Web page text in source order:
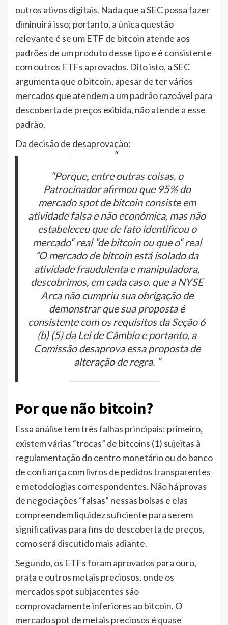
outros ativos digitais. Nada que a SEC possa fazer
diminuirá isso; portanto, a única questão
relevante é se um ETF de bitcoin atende aos
padrões de um produto desse tipo e é consistente
com outros ETFs aprovados. Dito isto, a SEC
argumenta que o bitcoin, apesar de ter vários
mercados que atendem a um padrão razoável para
descoberta de preços exibida, não atende a esse
padrão.
Da decisão de desaprovação:
“Porque, entre outras coisas, o
Patrocinador afirmou que 95% do
mercado spot de bitcoin consiste em
atividade falsa e não econômica, mas não
estabeleceu que de fato identificou o
mercado“ real ”de bitcoin ou que o“ real
”O mercado de bitcoin está isolado da
atividade fraudulenta e manipuladora,
descobrimos, em cada caso, que a NYSE
Arca não cumpriu sua obrigação de
demonstrar que sua proposta é
consistente com os requisitos da Seção 6
(b) (5) da Lei de Câmbio e portanto, a
Comissão desaprova essa proposta de
alteração de regra. ”
Por que não bitcoin?
Essa análise tem três falhas principais: primeiro,
existem várias “trocas” de bitcoins (1) sujeitas à
regulamentação do centro monetário ou do banco
de confiança com livros de pedidos transparentes
e metodologias correspondentes. Não há provas
de negociações “falsas” nessas bolsas e elas
compreendem liquidez suficiente para serem
significativas para fins de descoberta de preços,
como será discutido mais adiante.
Segundo, os ETFs foram aprovados para ouro,
prata e outros metais preciosos, onde os
mercados spot subjacentes são
comprovadamente inferiores ao bitcoin. O
mercado spot de metais preciosos é quase